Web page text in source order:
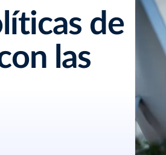
Simplifica y agiliza los pagos y las
compras
Facturas de proveedores
Agiliza la gestión de tus facturas
de proveedores
Soporte
de
las